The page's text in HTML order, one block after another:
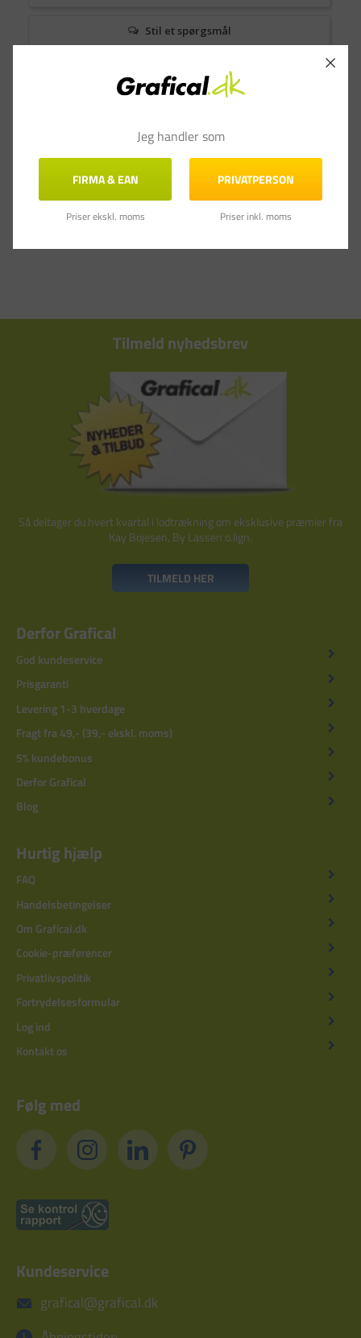
Stil et spørgsmål
Tilmeld nyhedsbrev
Så deltager du hvert kvartal i lodtrækning om eksklusive præmier fra
Kay Bojesen, By Lassen o.lign.
TILMELD HER
Derfor Grafical
God kundeservice
Prisgaranti
Levering 1-3 hverdage
Fragt fra 49,- (39,- ekskl. moms)
5% kundebonus
Derfor Grafical
Blog
Hurtig hjælp
FAQ
Handelsbetingelser
Om Grafical.dk
Cookie-præferencer
Privatlivspolitik
Fortrydelsesformular
Log ind
Kontakt os
Følg med
Kundeservice
grafical@grafical.dk
Jeg handler som
FIRMA & EAN
Priser ekskl. moms
PRIVATPERSON
Priser inkl. moms